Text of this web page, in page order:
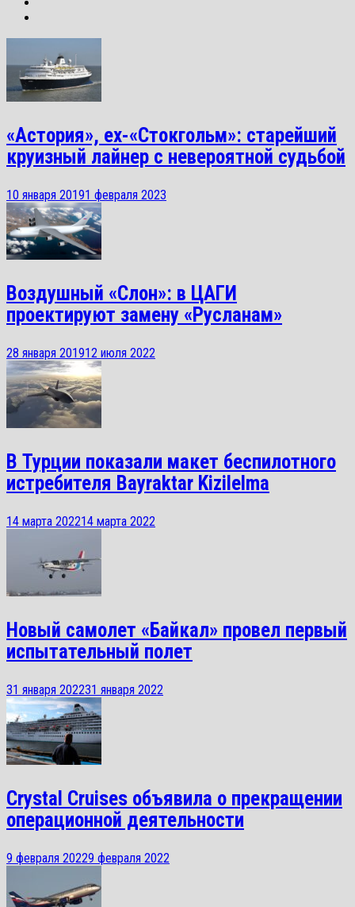
«Астория», ex-«Стокгольм»: старейший
круизный лайнер с невероятной судьбой
10 января 20191 февраля 2023
Воздушный «Слон»: в ЦАГИ
проектируют замену «Русланам»
28 января 201912 июля 2022
В Турции показали макет беспилотного
истребителя Bayraktar Kizilelma
14 марта 202214 марта 2022
Новый самолет «Байкал» провел первый
испытательный полет
31 января 202231 января 2022
Crystal Cruises объявила о прекращении
операционной деятельности
9 февраля 20229 февраля 2022